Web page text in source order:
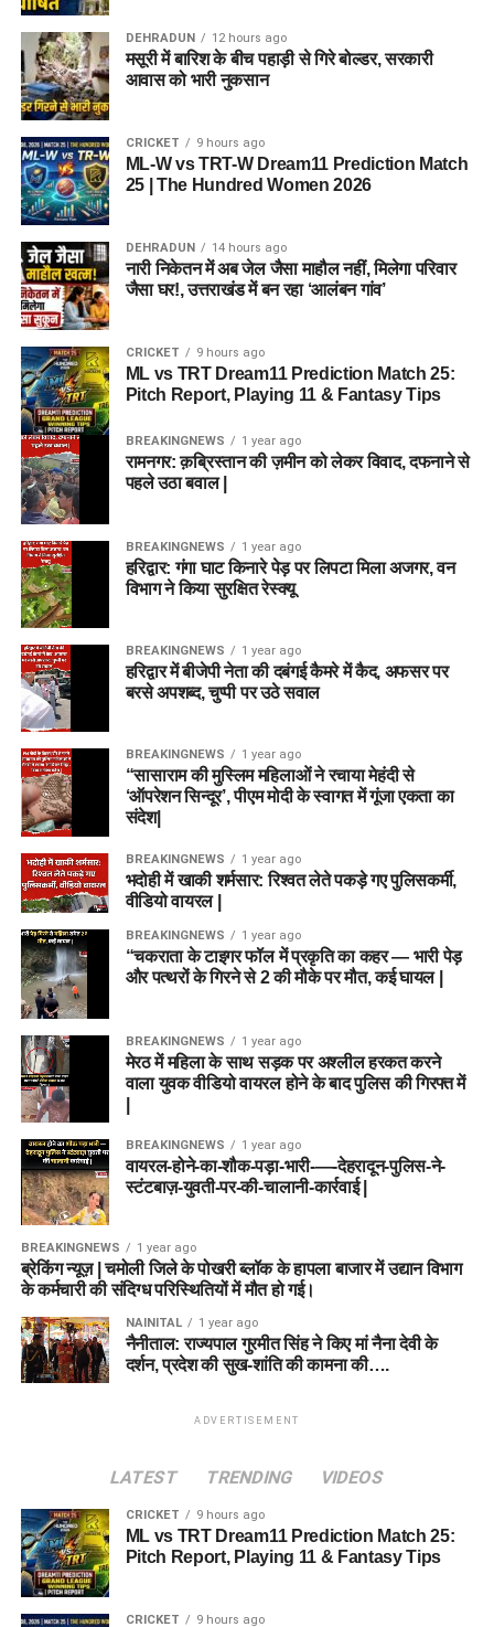
DEHRADUN 12 hours ago
मसूरी में बारिश के बीच पहाड़ी से गिरे बोल्डर, सरकारी
आवास को भारी नुकसान
CRICKET 9 hours ago
ML-W vs TRT-W Dream11 Prediction Match
25 | The Hundred Women 2026
DEHRADUN 14 hours ago
नारी निकेतन में अब जेल जैसा माहौल नहीं, मिलेगा परिवार
जैसा घर!, उत्तराखंड में बन रहा ‘आलंबन गांव’
CRICKET 9 hours ago
ML vs TRT Dream11 Prediction Match 25:
Pitch Report, Playing 11 & Fantasy Tips
BREAKINGNEWS 1 year ago
रामनगर: क़ब्रिस्तान की ज़मीन को लेकर विवाद, दफनाने से
पहले उठा बवाल |
BREAKINGNEWS 1 year ago
हरिद्वार: गंगा घाट किनारे पेड़ पर लिपटा मिला अजगर, वन
विभाग ने किया सुरक्षित रेस्क्यू
BREAKINGNEWS 1 year ago
हरिद्वार में बीजेपी नेता की दबंगई कैमरे में कैद, अफसर पर
बरसे अपशब्द, चुप्पी पर उठे सवाल
BREAKINGNEWS 1 year ago
“सासाराम की मुस्लिम महिलाओं ने रचाया मेहंदी से
‘ऑपरेशन सिन्दूर’, पीएम मोदी के स्वागत में गूंजा एकता का
संदेश|
BREAKINGNEWS 1 year ago
भदोही में खाकी शर्मसार: रिश्वत लेते पकड़े गए पुलिसकर्मी,
वीडियो वायरल |
BREAKINGNEWS 1 year ago
“चकराता के टाइगर फॉल में प्रकृति का कहर — भारी पेड़
और पत्थरों के गिरने से 2 की मौके पर मौत, कई घायल |
BREAKINGNEWS 1 year ago
मेरठ में महिला के साथ सड़क पर अश्लील हरकत करने
वाला युवक वीडियो वायरल होने के बाद पुलिस की गिरफ्त में
BREAKINGNEWS 1 year ago
वायरल-होने-का-शौक-पड़ा-भारी-—-देहरादून-पुलिस-ने-
स्टंटबाज़-युवती-पर-की-चालानी-कार्रवाई |
BREAKINGNEWS 1 year ago
ब्रेकिंग न्यूज़ | चमोली जिले के पोखरी ब्लॉक के हापला बाजार में उद्यान विभाग
के कर्मचारी की संदिग्ध परिस्थितियों में मौत हो गई।
NAINITAL 1 year ago
नैनीताल: राज्यपाल गुरमीत सिंह ने किए मां नैना देवी के
दर्शन, प्रदेश की सुख-शांति की कामना की….
ADVERTISEMENT
LATEST TRENDING VIDEOS
CRICKET 9 hours ago
ML vs TRT Dream11 Prediction Match 25:
Pitch Report, Playing 11 & Fantasy Tips
CRICKET 9 hours ago